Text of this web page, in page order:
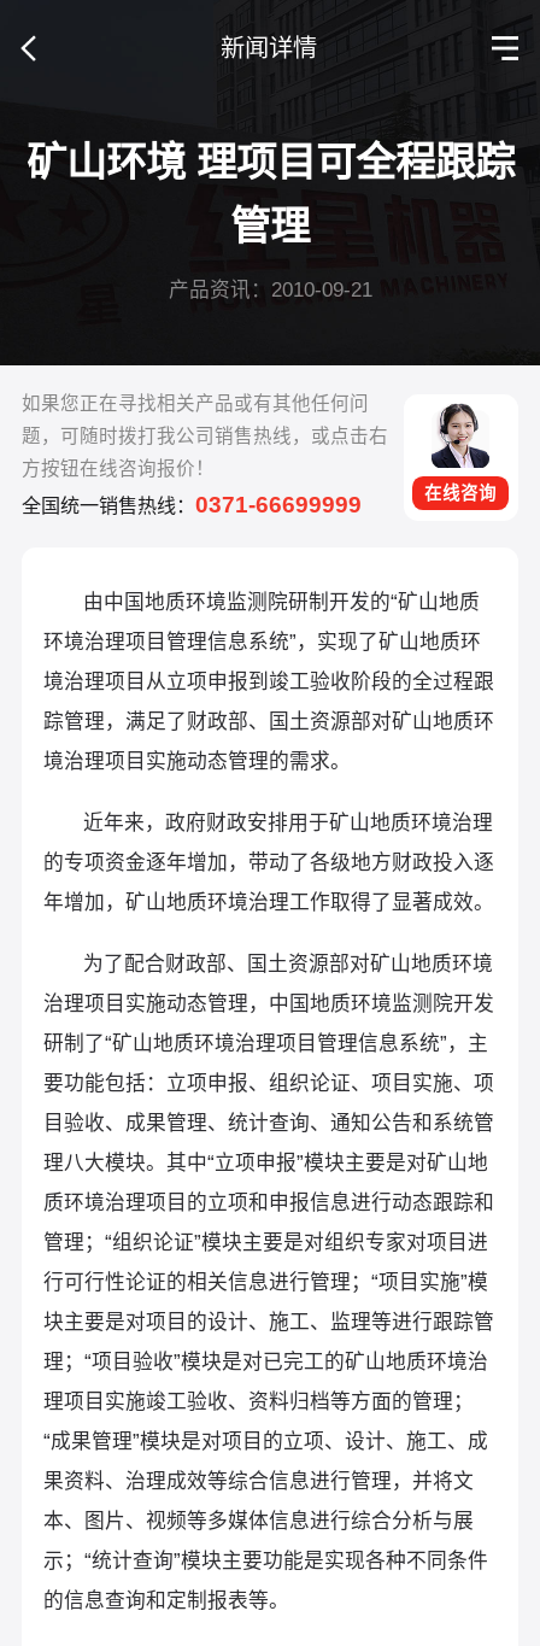
新闻详情
矿山环境 理项目可全程跟踪
管理
产品资讯：2010-09-21
如果您正在寻找相关产品或有其他任何问
题，可随时拨打我公司销售热线，或点击右
方按钮在线咨询报价！
全国统一销售热线： 0371-66699999 在线咨询
由中国地质环境监测院研制开发的“矿山地质
环境治理项目管理信息系统”，实现了矿山地质环
境治理项目从立项申报到竣工验收阶段的全过程跟
踪管理，满足了财政部、国土资源部对矿山地质环
境治理项目实施动态管理的需求。
近年来，政府财政安排用于矿山地质环境治理
的专项资金逐年增加，带动了各级地方财政投入逐
年增加，矿山地质环境治理工作取得了显著成效。
为了配合财政部、国土资源部对矿山地质环境
治理项目实施动态管理，中国地质环境监测院开发
研制了“矿山地质环境治理项目管理信息系统”，主
要功能包括：立项申报、组织论证、项目实施、项
目验收、成果管理、统计查询、通知公告和系统管
理八大模块。其中“立项申报”模块主要是对矿山地
质环境治理项目的立项和申报信息进行动态跟踪和
管理；“组织论证”模块主要是对组织专家对项目进
行可行性论证的相关信息进行管理；“项目实施”模
块主要是对项目的设计、施工、监理等进行跟踪管
理；“项目验收”模块是对已完工的矿山地质环境治
理项目实施竣工验收、资料归档等方面的管理；
“成果管理”模块是对项目的立项、设计、施工、成
果资料、治理成效等综合信息进行管理，并将文
本、图片、视频等多媒体信息进行综合分析与展
示；“统计查询”模块主要功能是实现各种不同条件
的信息查询和定制报表等。